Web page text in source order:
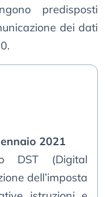
predisposti
dei dati
2021
DST (Digital
dell’imposta